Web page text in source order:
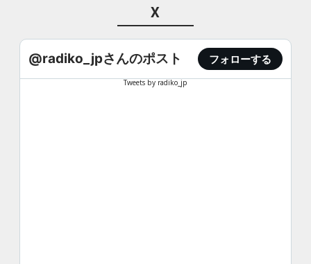
X
@radiko_jpさんのポスト フォローする
Tweets by radiko_jp